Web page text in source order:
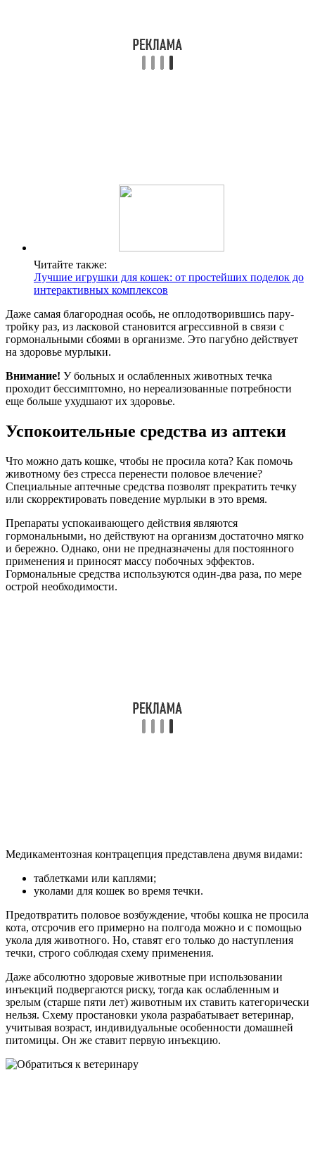
Читайте также:
Лучшие игрушки для кошек: от простейших поделок до
интерактивных комплексов
Даже самая благородная особь, не оплодотворившись пару-
тройку раз, из ласковой становится агрессивной в связи с
гормональными сбоями в организме. Это пагубно действует
на здоровье мурлыки.
Внимание! У больных и ослабленных животных течка
проходит бессимптомно, но нереализованные потребности
еще больше ухудшают их здоровье.
Успокоительные средства из аптеки
Что можно дать кошке, чтобы не просила кота? Как помочь
животному без стресса перенести половое влечение?
Специальные аптечные средства позволят прекратить течку
или скорректировать поведение мурлыки в это время.
Препараты успокаивающего действия являются
гормональными, но действуют на организм достаточно мягко
и бережно. Однако, они не предназначены для постоянного
применения и приносят массу побочных эффектов.
Гормональные средства используются один-два раза, по мере
острой необходимости.
Медикаментозная контрацепция представлена двумя видами:
таблетками или каплями;
уколами для кошек во время течки.
Предотвратить половое возбуждение, чтобы кошка не просила
кота, отсрочив его примерно на полгода можно и с помощью
укола для животного. Но, ставят его только до наступления
течки, строго соблюдая схему применения.
Даже абсолютно здоровые животные при использовании
инъекций подвергаются риску, тогда как ослабленным и
зрелым (старше пяти лет) животным их ставить категорически
нельзя. Схему простановки укола разрабатывает ветеринар,
учитывая возраст, индивидуальные особенности домашней
питомицы. Он же ставит первую инъекцию.